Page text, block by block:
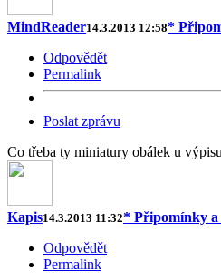
MindReader14.3.2013 12:58*
Odpovědět
Permalink
Poslat zprávu
Co třeba ty miniatury obálek u
Kapis14.3.2013 11:32* Připomínky
Odpovědět
Permalink